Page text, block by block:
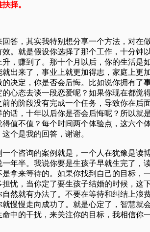
择。
回答，其实我特别想分享一个方法，对在
。就是假设你选择了那个工作，十分钟
，赚到了。那十个月以后，你的生活是
就出来了，事业上就更加得志，家庭上更
决定，你是否会后悔。比如说你拥有了
心态去谈一段恋爱呢？如果你现在都觉
的阶段没有完成一个任务，导致你在后
话，十年以后你是否会后悔呢？所以就
值不值？每个时间两个体验点，这六个
个是我的回答，谢谢。
一个咨询的案例就是，一个人在犹豫是读
年半。我说你要是生孩子早就生完了，
拿来等待的。如果你找到自己的目标，
忧，当你定了要生孩子结婚的时候，这
然就有办法了。不要在等待和纠结上浪
慢慢走向成功了。就是心定了，智慧就
命中的干扰，来关注你的目标，我相信你